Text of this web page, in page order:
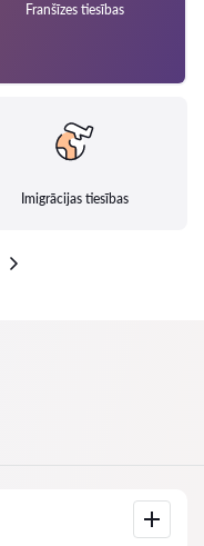
Franšīzes tiesības
Imigrācijas tiesības